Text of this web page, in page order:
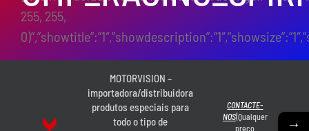
255, 255,
MOTORVISION –
importadora/distribuidora
produtos especiais para
todo o tipo de
CONTACTE-
NOS(Qualquer
preço
→